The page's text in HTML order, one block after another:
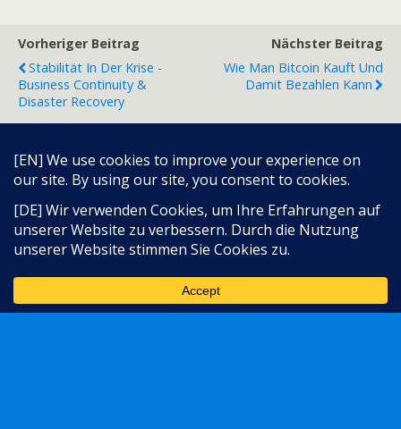
Vorheriger Beitrag
Stabilität In Der Krise -
Business Continuity &
Disaster Recovery
Nächster Beitrag
Wie Man Bitcoin Kauft Und
Damit Bezahlen Kann
Zum Seitenanfang
Sprache:
Mobil Desktop